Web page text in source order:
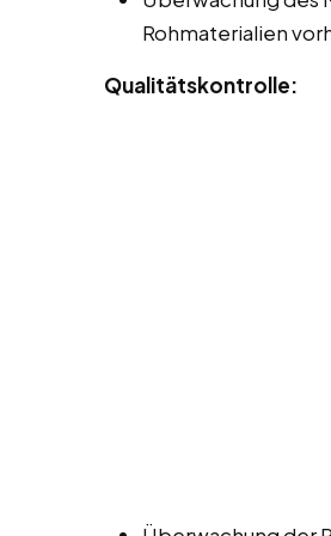
Rohmaterialien
Qualitätskontrolle: